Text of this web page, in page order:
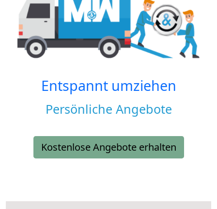
Entspannt umziehen
Persönliche Angebote
Kostenlose Angebote erhalten